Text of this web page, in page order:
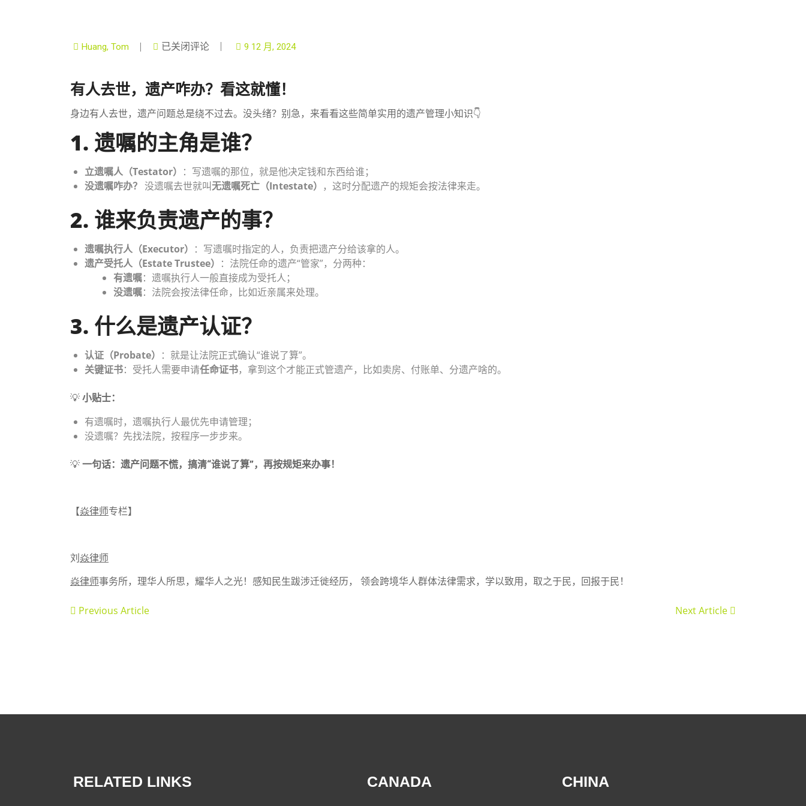
Huang, Tom 已关闭评论 9 12 月, 2024
有人去世，遗产咋办？看这就懂！
身边有人去世，遗产问题总是绕不过去。没头绪？别急，来看看这些简单实用的遗产管理小知识👇
1. 遗嘱的主角是谁？
立遗嘱人（Testator） ：写遗嘱的那位，就是他决定钱和东西给谁；
没遗嘱咋办？ 没遗嘱去世就叫无遗嘱死亡（Intestate） ，这时分配遗产的规矩会按法律来走。
2. 谁来负责遗产的事？
遗嘱执行人（Executor） ：写遗嘱时指定的人，负责把遗产分给该拿的人。
遗产受托人（Estate Trustee） ：法院任命的遗产“管家”，分两种：
有遗嘱：遗嘱执行人一般直接成为受托人；
没遗嘱：法院会按法律任命，比如近亲属来处理。
3. 什么是遗产认证？
认证（Probate） ：就是让法院正式确认“谁说了算”。
关键证书：受托人需要申请任命证书，拿到这个才能正式管遗产，比如卖房、付账单、分遗产啥的。
💡 小贴士：
有遗嘱时，遗嘱执行人最优先申请管理；
没遗嘱？先找法院，按程序一步步来。
💡 一句话：遗产问题不慌，搞清“谁说了算”，再按规矩来办事！
【焱律师专栏】
刘 焱律师
焱律师事务所，理华人所思，耀华人之光！感知民生跋涉迁徙经历， 领会跨境华人群体法律需求，学以致用，取之于民，回报于民！
Previous Article Next Article
RELATED LINKS CANADA CHINA